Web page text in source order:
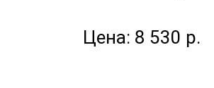
Цена: 8 530 р.